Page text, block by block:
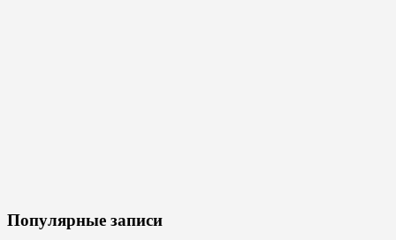
Популярные записи